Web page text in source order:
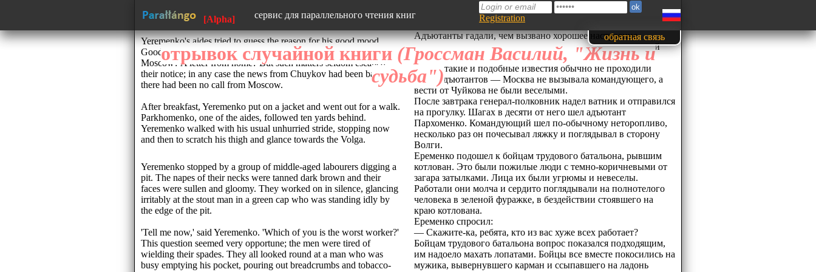
[Alpha] сервис для параллельного чтения книг
сайт адаптирован под мобильные устройства
изучайте английский язык, читая любимые книги
1500 книг в нашей базе на данный момент
образовательной целью (изучение иностранных
языков)
Registration
обратная связь
Yeremenko's aides tried to guess the reason for his good mood.
Good news from Chuykov? A telephone conversation with
Moscow? A letter from home? But such matters seldom escaped
their notice; in any case the news from Chuykov had been bad and
there had been no call from Moscow.
Адъютанты гадали, чем вызвано хорошее настроение
командующего. Добрые вести от Чуйкова? Благоприятный
разговор по телефону ВЧ? Письмо из дому?
Но все такие и подобные известия обычно не проходили
мимо адъютантов — Москва не вызывала командующего, а
вести от Чуйкова не были веселыми.
After breakfast, Yeremenko put on a jacket and went out for a walk.
Parkhomenko, one of the aides, followed ten yards behind.
Yeremenko walked with his usual unhurried stride, stopping now
and then to scratch his thigh and glance towards the Volga.
После завтрака генерал-полковник надел ватник и отправился
на прогулку. Шагах в десяти от него шел адъютант
Пархоменко. Командующий шел по-обычному неторопливо,
несколько раз он почесывал ляжку и поглядывал в сторону
Волги.
Yeremenko stopped by a group of middle-aged labourers digging a
pit. The napes of their necks were tanned dark brown and their
faces were sullen and gloomy. They worked on in silence, glancing
irritably at the stout man in a green cap who was standing idly by
the edge of the pit.
Еременко подошел к бойцам трудового батальона, рывшим
котлован. Это были пожилые люди с темно-коричневыми от
загара затылками. Лица их были угрюмы и невеселы.
Работали они молча и сердито поглядывали на полнотелого
человека в зеленой фуражке, в бездействии стоявшего на
краю котлована.
Еременко спросил:
'Tell me now,' said Yeremenko. 'Which of you is the worst worker?'
— Скажите-ка, ребята, кто из вас хуже всех работает?
This question seemed very opportune; the men were tired of
wielding their spades. They all looked round at a man who was
busy emptying his pocket, pouring out breadcrumbs and tobacco-
Бойцам трудового батальона вопрос показался подходящим,
им надоело махать лопатами. Бойцы все вместе покосились на
мужика, вывернувшего карман и ссыпавшего на ладонь
отрывок случайной книги (Гроссман Василий, "Жизнь и
судьба")